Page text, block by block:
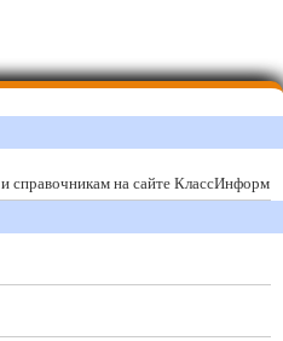
справочникам на сайте КлассИнформ